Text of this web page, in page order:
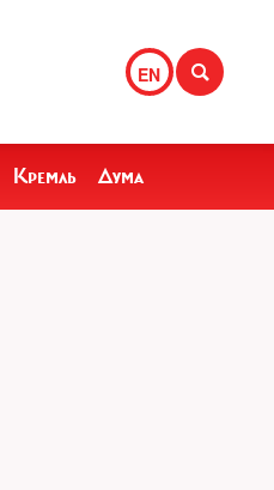
EN
Кремль Дума